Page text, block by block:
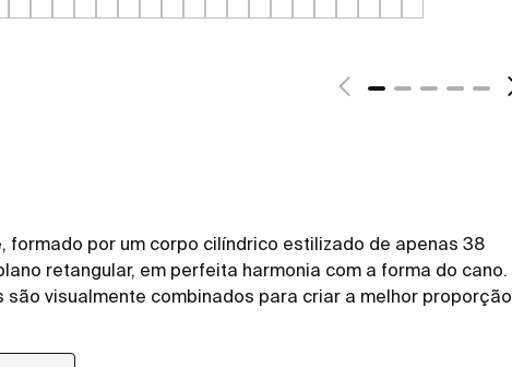
formado por um corpo cilíndrico estilizado de apenas 38
retangular, em perfeita harmonia com a forma do cano.
são visualmente combinados para criar a melhor proporção